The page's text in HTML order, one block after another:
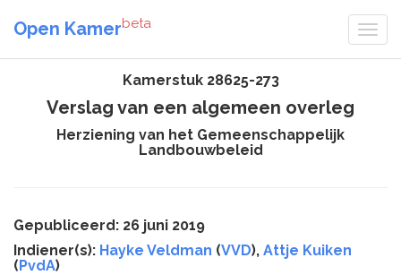
Open Kamerbeta
Kamerstuk 28625-273
Verslag van een algemeen overleg
Herziening van het Gemeenschappelijk
Landbouwbeleid
Gepubliceerd: 26 juni 2019
Indiener(s): Hayke Veldman (VVD), Attje Kuiken
(PvdA)